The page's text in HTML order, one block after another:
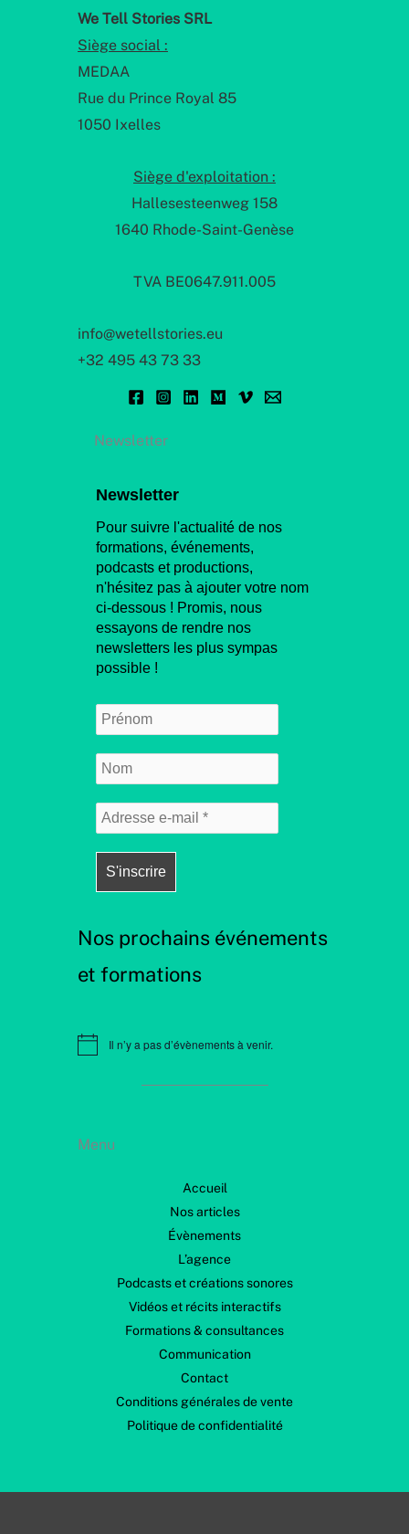
We Tell Stories SRL
Siège social :
MEDAA
Rue du Prince Royal 85
1050 Ixelles
Siège d'exploitation :
Hallesesteenweg 158
1640 Rhode-Saint-Genèse
TVA BE0647.911.005
info@wetellstories.eu
+32 495 43 73 33
Newsletter
Newsletter
Pour suivre l'actualité de nos
formations, événements,
podcasts et productions,
n'hésitez pas à ajouter votre nom
ci-dessous ! Promis, nous
essayons de rendre nos
newsletters les plus sympas
possible !
Nos prochains événements
et formations
Il n’y a pas d’évènements à venir.
Menu
Accueil
Nos articles
Évènements
L’agence
Podcasts et créations sonores
Vidéos et récits interactifs
Formations & consultances
Communication
Contact
Conditions générales de vente
Politique de confidentialité